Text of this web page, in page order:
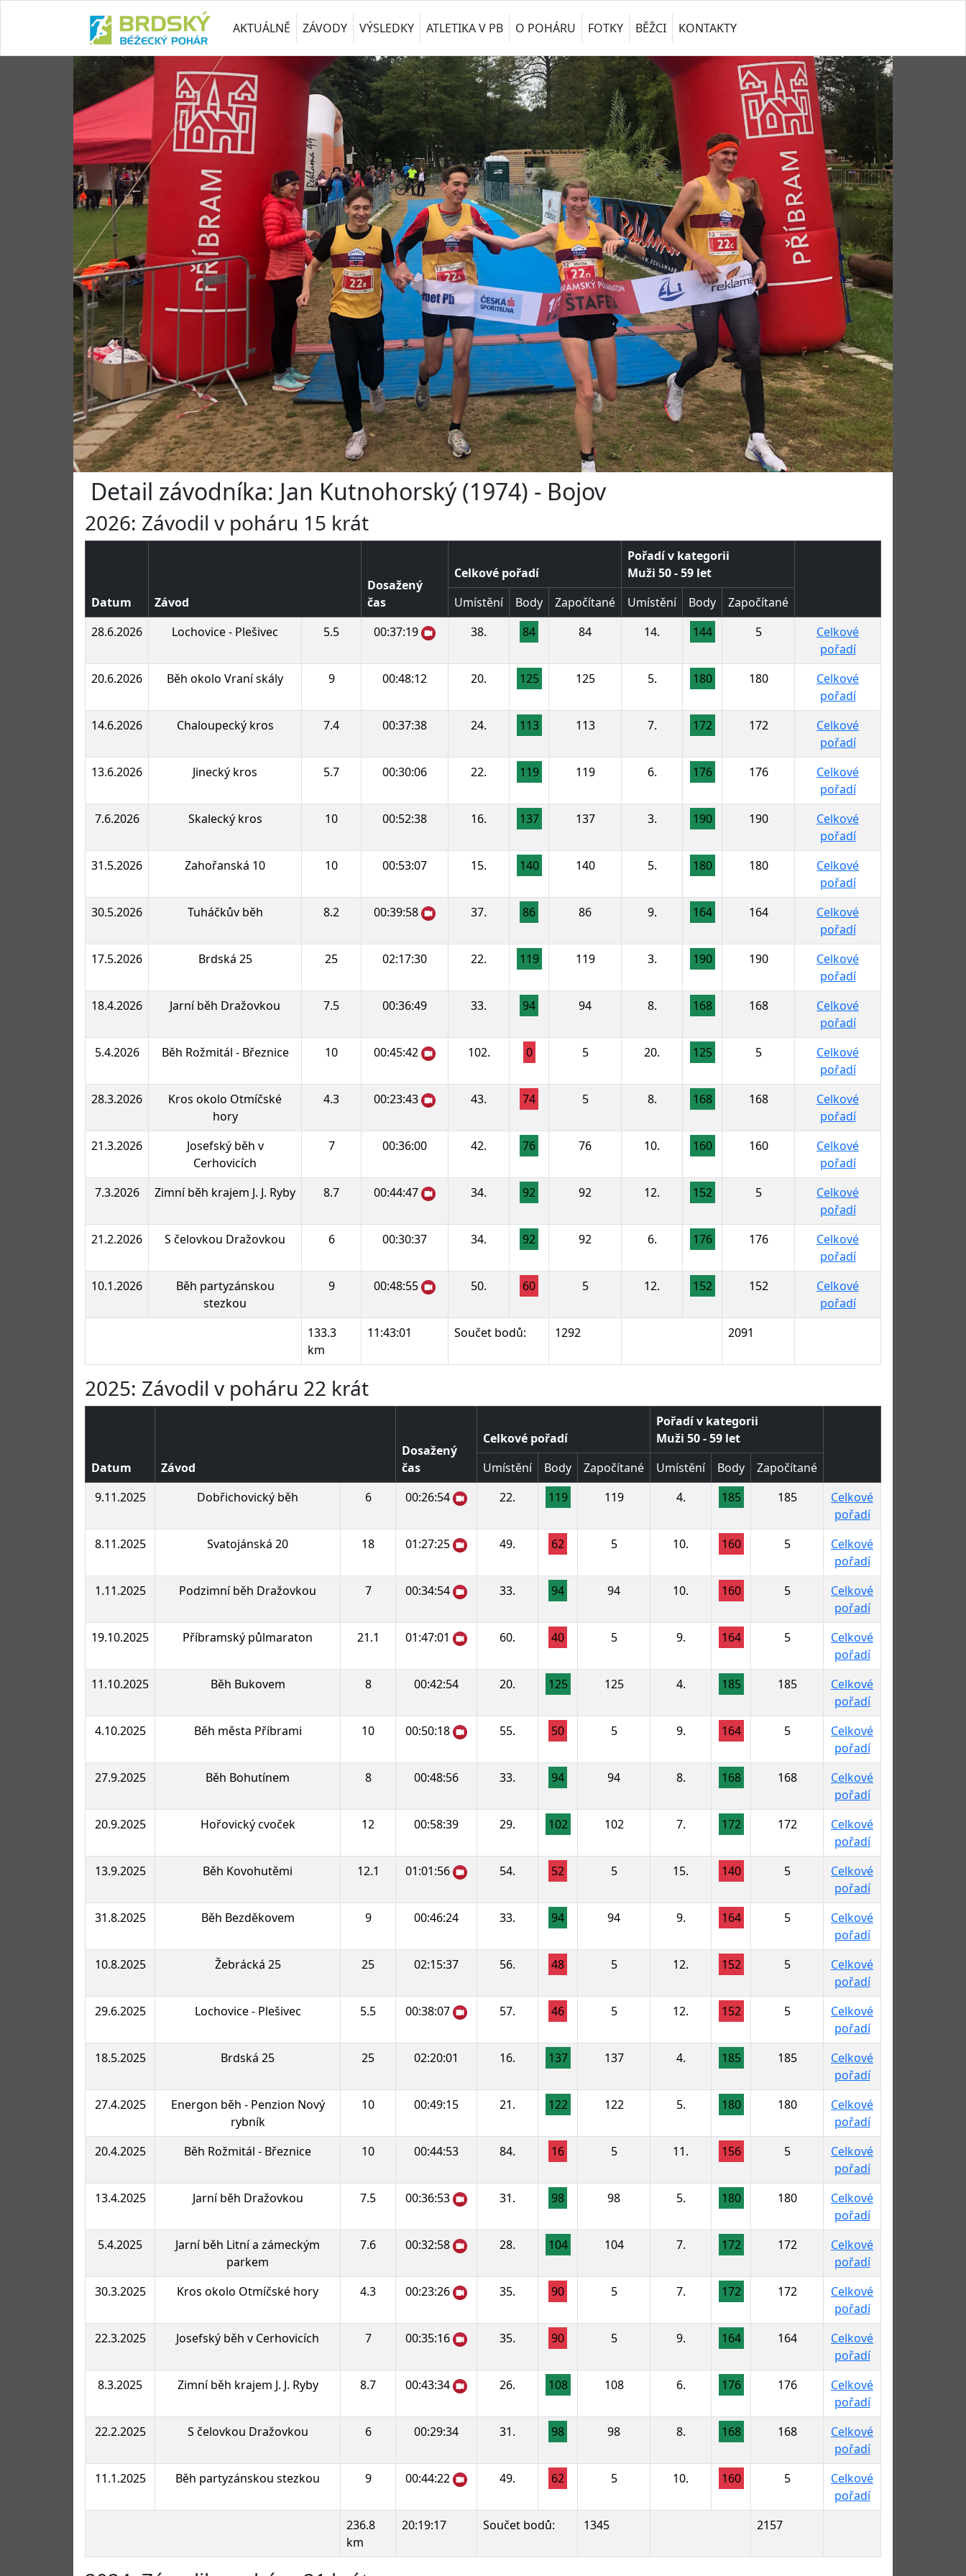
AKTUÁLNĚ ZÁVODY VÝSLEDKY ATLETIKA V PB O POHÁRU FOTKY BĚŽCI KONTAKTY
Detail závodníka: Jan Kutnohorský (1974) - Bojov
2026: Závodil v poháru 15 krát
Datum Závod
Dosažený
čas
Celkové pořadí
Pořadí v kategorii
Muži 50 - 59 let
Umístění
Body Započítané Umístění Body
Započítané
28.6.2026
Lochovice - Plešivec 5.5 00:37:19 38. 84 84 14. 144 5
Celkové
pořadí
20.6.2026
Běh okolo Vraní skály 9 00:48:12 20. 125 125 5. 180 180
Celkové
pořadí
14.6.2026
Chaloupecký kros 7.4 00:37:38 24. 113 113 7. 172 172
Celkové
pořadí
13.6.2026
Jinecký kros 5.7 00:30:06 22. 119 119 6. 176 176
Celkové
pořadí
7.6.2026
Skalecký kros 10 00:52:38 16. 137 137 3. 190 190
Celkové
pořadí
31.5.2026
Zahořanská 10 10 00:53:07 15. 140 140 5. 180 180
Celkové
pořadí
30.5.2026
Tuháčkův běh 8.2 00:39:58 37. 86 86 9. 164 164
Celkové
pořadí
17.5.2026
Brdská 25 25 02:17:30 22. 119 119 3. 190 190
Celkové
pořadí
18.4.2026
Jarní běh Dražovkou 7.5 00:36:49 33. 94 94 8. 168 168
Celkové
pořadí
5.4.2026
Běh Rožmitál - Březnice 10 00:45:42 102. 0 5 20. 125 5
Celkové
pořadí
28.3.2026
Kros okolo Otmíčské
hory
4.3 00:23:43 43. 74 5 8. 168 168
Celkové
pořadí
21.3.2026
Josefský běh v
Cerhovicích
7 00:36:00 42. 76 76 10. 160 160
Celkové
pořadí
7.3.2026
Zimní běh krajem J. J. Ryby 8.7 00:44:47 34. 92 92 12. 152 5
Celkové
pořadí
21.2.2026
S čelovkou Dražovkou 6 00:30:37 34. 92 92 6. 176 176
Celkové
pořadí
10.1.2026
Běh partyzánskou
stezkou
9 00:48:55 50. 60 5 12. 152 152
Celkové
pořadí
133.3
km
11:43:01 Součet bodů: 1292 2091
2025: Závodil v poháru 22 krát
Datum Závod
Dosažený
čas
Celkové pořadí
Pořadí v kategorii
Muži 50 - 59 let
Umístění
Body Započítané Umístění Body
Započítané
9.11.2025
Dobřichovický běh 6 00:26:54 22. 119 119 4. 185 185
Celkové
pořadí
8.11.2025
Svatojánská 20 18 01:27:25 49. 62 5 10. 160 5
Celkové
pořadí
1.11.2025
Podzimní běh Dražovkou 7 00:34:54 33. 94 94 10. 160 5
Celkové
pořadí
19.10.2025
Příbramský půlmaraton 21.1 01:47:01 60. 40 5 9. 164 5
Celkové
pořadí
11.10.2025
Běh Bukovem 8 00:42:54 20. 125 125 4. 185 185
Celkové
pořadí
4.10.2025
Běh města Příbrami 10 00:50:18 55. 50 5 9. 164 5
Celkové
pořadí
27.9.2025
Běh Bohutínem 8 00:48:56 33. 94 94 8. 168 168
Celkové
pořadí
20.9.2025
Hořovický cvoček 12 00:58:39 29. 102 102 7. 172 172
Celkové
pořadí
13.9.2025
Běh Kovohutěmi 12.1 01:01:56 54. 52 5 15. 140 5
Celkové
pořadí
31.8.2025
Běh Bezděkovem 9 00:46:24 33. 94 94 9. 164 5
Celkové
pořadí
10.8.2025
Žebrácká 25 25 02:15:37 56. 48 5 12. 152 5
Celkové
pořadí
29.6.2025
Lochovice - Plešivec 5.5 00:38:07 57. 46 5 12. 152 5
Celkové
pořadí
18.5.2025
Brdská 25 25 02:20:01 16. 137 137 4. 185 185
Celkové
pořadí
27.4.2025
Energon běh - Penzion Nový
rybník
10 00:49:15 21. 122 122 5. 180 180
Celkové
pořadí
20.4.2025
Běh Rožmitál - Březnice 10 00:44:53 84. 16 5 11. 156 5
Celkové
pořadí
13.4.2025
Jarní běh Dražovkou 7.5 00:36:53 31. 98 98 5. 180 180
Celkové
pořadí
5.4.2025
Jarní běh Litní a zámeckým
parkem
7.6 00:32:58 28. 104 104 7. 172 172
Celkové
pořadí
30.3.2025
Kros okolo Otmíčské hory 4.3 00:23:26 35. 90 5 7. 172 172
Celkové
pořadí
22.3.2025
Josefský běh v Cerhovicích 7 00:35:16 35. 90 5 9. 164 164
Celkové
pořadí
8.3.2025
Zimní běh krajem J. J. Ryby 8.7 00:43:34 26. 108 108 6. 176 176
Celkové
pořadí
22.2.2025
S čelovkou Dražovkou 6 00:29:34 31. 98 98 8. 168 168
Celkové
pořadí
11.1.2025
Běh partyzánskou stezkou 9 00:44:22 49. 62 5 10. 160 5
Celkové
pořadí
236.8
km
20:19:17 Součet bodů: 1345 2157